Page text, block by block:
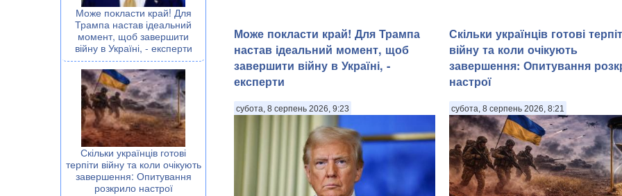
Може покласти край! Для
Трампа настав ідеальний
момент, щоб завершити
війну в Україні, - експерти
Скільки українців готові
терпіти війну та коли очікують
завершення: Опитування
розкрило настрої
Може покласти край! Для Трампа
настав ідеальний момент, щоб
завершити війну в Україні, -
експерти
субота, 8 серпень 2026, 9:23
Скільки українців готові
війну та коли очікують
завершення: Опитування
настрої
субота, 8 серпень 2026, 8:21